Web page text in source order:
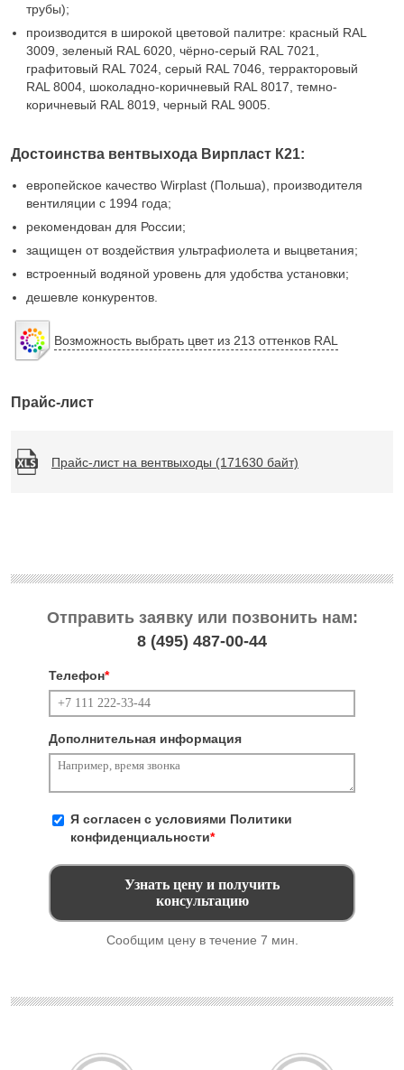
трубы);
производится в широкой цветовой палитре: красный RAL
3009, зеленый RAL 6020, чёрно-серый RAL 7021,
графитовый RAL 7024, серый RAL 7046, терракторовый
RAL 8004, шоколадно-коричневый RAL 8017, темно-
коричневый RAL 8019, черный RAL 9005.
Достоинства вентвыхода Вирпласт К21:
европейское качество Wirplast (Польша), производителя
вентиляции с 1994 года;
рекомендован для России;
защищен от воздействия ультрафиолета и выцветания;
встроенный водяной уровень для удобства установки;
дешевле конкурентов.
Возможность выбрать цвет из 213 оттенков RAL
Прайс-лист
Прайс-лист на вентвыходы (171630 байт)
Отправить заявку или позвонить нам:
8 (495) 487-00-44
Телефон*
Дополнительная информация
Я согласен с условиями Политики
конфиденциальности*
Сообщим цену в течение 7 мин.